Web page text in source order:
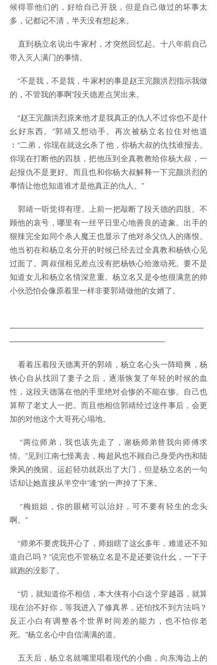
候得罪他们的，好给自己开脱，但是自己做过的坏事太
多，记都记不清，半天没有想起来。
直到杨立名说出牛家村，才突然回忆起。十八年前自己
带入灭人满门的事情。
“不是我，不是我，牛家村的事是赵王完颜洪烈指示我做
的，不管我的事啊”段天德差点哭出来。
“赵王完颜洪烈原来他才是我真正的仇人不过你也不是什
幺好东西。”郭靖又想动手。再次被杨立名拉住对他道
︰“二弟，你现在就这幺杀了他，你杨大叔的仇找谁报去。
你现在打断他的四肢，把他压到全真教教给你杨大叔，一
起报仇不是更好。而且也和你杨大叔解释一下完颜洪烈的
事情让他也知道谁才是他真正的仇人。”
郭靖一听觉得有理。上前一把敲断了段天德的四肢。不
顾他的哀号，哪里有一丝平日里心地善良的迹象。出手的
狠辣完全如同个杀人魔王也显示了他对杀父仇人的痛恨。
他当初在和杨立名分开的时候已经去过全真教和杨铁心见
过面了。两叔佷相见差点没有把杨铁心给激动死。要不是
知道女儿和杨立名情深意重。杨立名又是令他很满意的帅
小伙恐怕会像原着里一样非要郭靖做他的女婿了。
—————————————————————————
————————————————————
看着压着段天德离开的郭靖，杨立名心头一阵暗爽，杨
铁心自从找回了妻子之后，逐渐恢复了年轻的时候的血
性，这段天德落在他的手里绝对会惨的不能在惨。自己也
算帮了老丈人一把。而且他相信郭靖经过这件事后，会更
加的对他这个大哥死心塌地。
“两位师弟，我也该先走了，谢杨师弟替我向师傅求
情。”见到江南七怪离去，梅超风也不顾自己身受内伤和陆
乘风的挽留。运起轻功就跃出了大门，但是杨立名的一句
话却让她直接从半空中”逄“的一声掉了下来。
“梅姐姐，你的眼楮可以治好，可不要有轻生的念头
啊。”
“师弟不要虎我开心了，师姐瞎了这幺多年，难道还不知
道自己吗？”说完也不管杨立名是不是还要说什幺，一下子
就跑的没影了。
“切，就知道你不相信，本大侠有小白这个穿越器，就算
现在治不好你，等我进入了修真界，还怕找不到方法吗？
反正小白有调整各个世界时间差的能力，也不怕你老
死。”杨立名心中自信满满的道。
五天后，杨立名就嘴里唱着现代的小曲，向东海边上的